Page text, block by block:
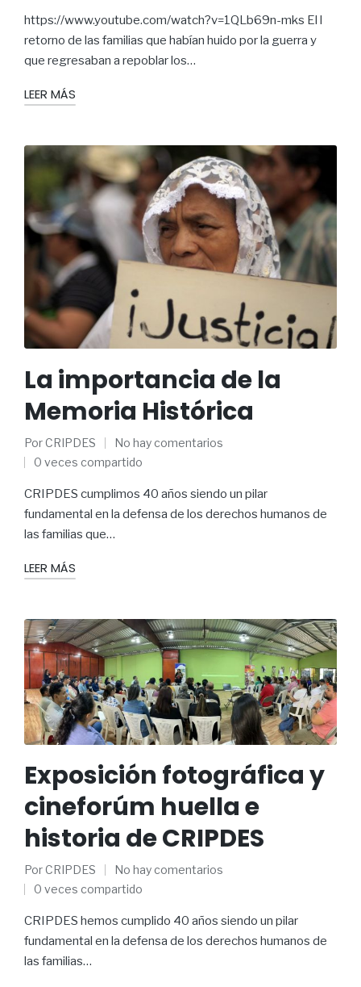
https://www.youtube.com/watch?v=1QLb69n-mks El l
retorno de las familias que habían huido por la guerra y
que regresaban a repoblar los…
LEER MÁS
La importancia de la
Memoria Histórica
PorCRIPDES
No hay comentarios
0 veces compartido
CRIPDES cumplimos 40 años siendo un pilar
fundamental en la defensa de los derechos humanos de
las familias que…
LEER MÁS
Exposición fotográfica y
cineforúm huella e
historia de CRIPDES
PorCRIPDES
No hay comentarios
0 veces compartido
CRIPDES hemos cumplido 40 años siendo un pilar
fundamental en la defensa de los derechos humanos de
las familias…